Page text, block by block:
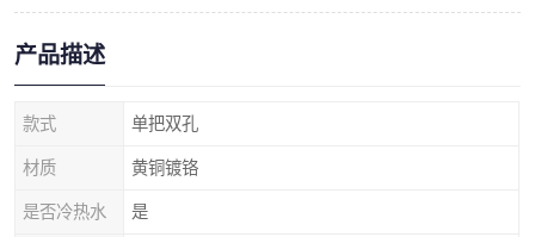
产品描述
款式 单把双孔
材质 黄铜镀铬
是否冷热水 是